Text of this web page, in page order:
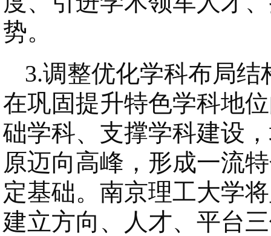
势。
3.调整优化学科布局
在巩固提升特色学科地
础学科、支撑学科建设
原迈向高峰，形成一流
定基础。南京理工大学
建立方向、人才、平台